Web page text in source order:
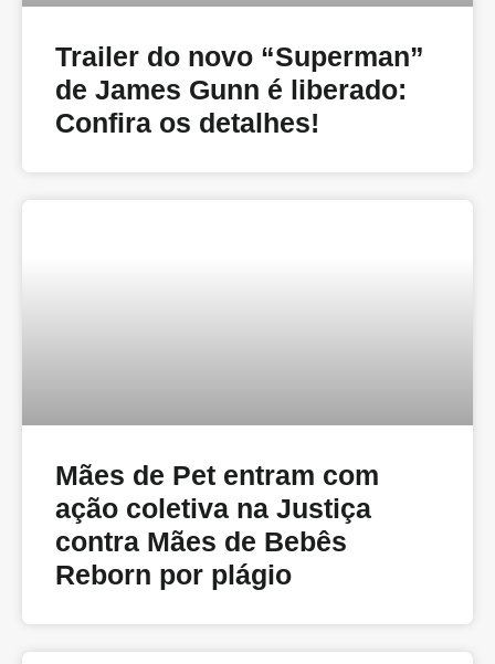
Trailer do novo “Superman”
de James Gunn é liberado:
Confira os detalhes!
Mães de Pet entram com
ação coletiva na Justiça
contra Mães de Bebês
Reborn por plágio